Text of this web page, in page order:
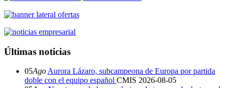
Últimas noticias
05Ago Aurora Lázaro, subcampeona de Europa por partida
doble con el equipo español CMIS 2026-08-05